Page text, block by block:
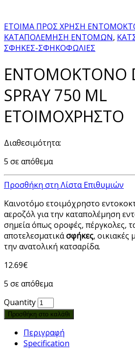
ΕΤΟΙΜΑ ΠΡΟΣ ΧΡΗΣΗ
ΚΑΤΑΠΟΛΕΜΗΣΗ ΕΝΤΟΜΩΝ,
ΣΦΗΚΕΣ-ΣΦΗΚΟΦΩΛΙΕΣ
ΕΝΤΟΜΟΚΤΟΝΟ
SPRAY 750 ML
ΕΤΟΙΜΟΧΡΗΣΤΟ
Διαθεσιμότητα:
5 σε απόθεμα
Προσθήκη στη Λίστα Επιθυμιών
Καινοτόμο ετοιμόχρηστο
αεροζόλ για την καταπολέμηση
σημεία όπως οροφές, πέργκολες,
αποτελεσματικάσφήκες, οικιακές
την ανατολική κατσαρίδα.
12.69€
5 σε απόθεμα
Quantity
Προσθήκη στο καλάθι
Περιγραφή
Specification